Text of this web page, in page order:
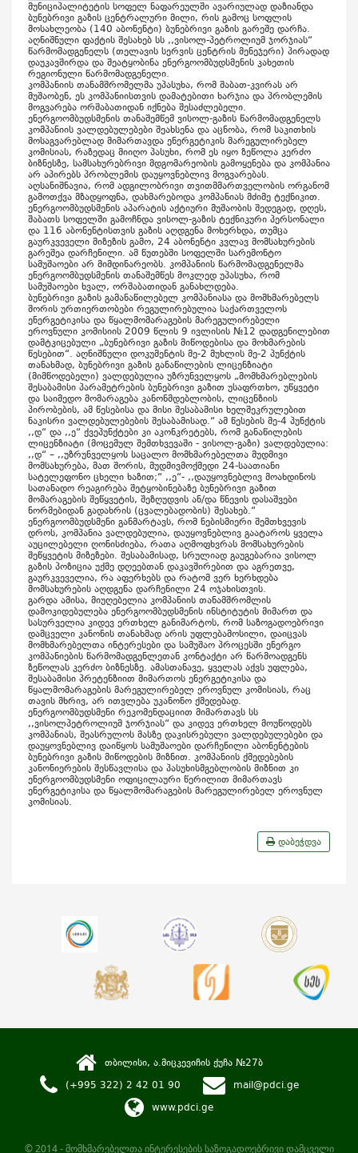
მუნიციპალიტეტის სოფელ ნაფარეულში ავარიულად დაზიანდა
ბუნებრივი გაზის ცენტრალური მილი, რის გამოც სოფლის
მოსახლეობა (140 აბონენტი) ბუნებრივი გაზის გარეშე დარჩა.
აღნიშნული ფაქტის შესახებ სს ,,ვისოლ-პეტროლიუმ ჯორჯიას“
წარმომადგენელს (თელავის სერვის ცენტრის მენეჯერი) პირადად
დაუკავშირდა და შეატყობინა ენერგოომბუდსმენის კახეთის
რეგიონული წარმომადგენელი.
კომპანიის თანამშრომელმა უპასუხა, რომ შაბათ-კვირას არ
მუშაობენ, ეს კომპანიისთვის დამატებითი ხარჯია და პრობლემის
მოგვარება ორშაბათიდან იქნება შესაძლებელი.
ენერგოომბუდსმენის თანაშემწემ ვისოლ-გაზის წარმომადგენელს
კომპანიის ვალდებულებები შეახსენა და აცნობა, რომ საკითხის
მოსაგვარებლად მიმართავდა ენერგეტიკის მარეგულირებელ
კომისიას, რაზედაც მიიღო პასუხი, რომ ეს იყო ზეწოლა კერძო
ბიზნესზე, სამსახურებრივი მდგომარეობის გამოყენება და კომპანია
არ აპირებს პრობლემის დაუყოვნებლივ მოგვარებას.
აღსანიშნავია, რომ ადგილობრივი თვითმმართველობის ორგანომ
გამოთქვა მზადყოფნა, დახმარებოდა კომპანიას მძიმე ტექნიკით.
ენერგოომბუდსმენის აპარატის აქტიური მუშაობის შედეგად, დღეს,
შაბათს სოფელში გამოჩნდა ვისოლ-გაზის ტექნიკური პერსონალი
და 116 აბონენტისთვის გაზის აღდგენა მოხერხდა, თუმცა
გაურკვეველი მიზეზის გამო, 24 აბონენტი კვლავ მომსახურების
გარეშეა დარჩენილი. ამ წუთებში სოფელში სარემონტო
სამუშაოები არ მიმდინარეობს. კომპანიის წარმომადგენელმა
ენერგოომბუდსმენის თანაშემწეს მოკლედ უპასუხა, რომ
სამუშაოები ხვალ, ორშაბათიდან განახლდება.
ბუნებრივი გაზის გამანაწილებელ კომპანიასა და მომხმარებელს
შორის ურთიერთობები რეგულირებულია საქართველოს
ენერგეტიკისა და წყალმომარაგების მარეგულირებელი
ეროვნული კომისიის 2009 წლის 9 ივლისის №12 დადგენილებით
დამტკიცებული „ბუნებრივი გაზის მიწოდებისა და მოხმარების
წესებით“. აღნიშნული დოკუმენტის მე-2 მუხლის მე-2 პუნქტის
თანახმად, ბუნებრივი გაზის განაწილების ლიცენზიატი
(მიმწოდებელი) ვალდებულია უზრუნველყოს „მომხმარებლების
შესაბამისი პარამეტრების ბუნებრივი გაზით უსაფრთხო, უწყვეტი
და საიმედო მომარაგება კანონმდებლობის, ლიცენზიის
პირობების, ამ წესებისა და მისი შესაბამისი ხელშეკრულებით
ნაკისრი ვალდებულებების შესაბამისად.“ ამ წესების მე-4 პუნქტის
,,დ“ და ,,ე“ ქვეპუნქტები კი აკონკრეტებს, რომ განაწილების
ლიცენზიატი (მოცემულ შემთხვევაში - ვისოლ-გაზი) ვალდებულია:
,,დ“ – ,,უზრუნველყოს საცალო მომხმარებელთა მუდმივი
მომსახურება, მათ შორის, მუდმივმოქმედი 24-საათიანი
სატელეფონო ცხელი ხაზით;“ ,,ე“- ,,დაუყოვნებლივ მოახდინოს
სათანადო რეაგირება შეტყობინებაზე ბუნებრივი გაზით
მომარაგების შეწყვეტის, შეზღუდვის ან/და წნევის დასაშვები
ნორმებიდან გადახრის (ცვალებადობის) შესახებ.“
ენერგოომბუდსმენი განმარტავს, რომ ნებისმიერი შემთხვევის
დროს, კომპანია ვალდებულია, დაუყოვნებლივ გაატაროს ყველა
აუცილებელი ღონისძიება, რათა აღმოფხვრას მომსახურების
შეწყვეტის მიზეზები. შესაბამისად, სრულიად გაუგებარია ვისოლ
გაზის პოზიცია უქმე დღეებთან დაკავშირებით და აგრეთვე,
გაურკვეველია, რა აფერხებს და რატომ ვერ ხერხდება
მომსახურების აღდგენა დარჩენილი 24 ოჯახისთვის.
გარდა ამისა, მიუღებელია კომპანიის თანამშრომლის
დამოკიდებულება ენერგოომბუდსმენის ინსტიტუტის მიმართ და
სასურველია კიდევ ერთხელ განიმარტოს, რომ საზოგადოებრივი
დამცველი კანონის თანახმად არის უფლებამოსილი, დაიცვას
მომხმარებელთა ინტერესები და სამუშაო პროცესში ენერგო
კომპანიების წარმომადგენლეთან კონტაქტი არ წარმოადგენს
ზეწოლას კერძო ბიზნესზე. ამასთანავე, ყველას აქვს უფლება,
შესაბამისი პრეტენზიით მიმართოს ენერგეტიკისა და
წყალმომარაგების მარეგულირებელ ეროვნულ კომისიას, რაც
თავის მხრივ, არ ითვლება უკანონო ქმედებად.
ენერგოომბუდსმენი რეკომენდაციით მიმართავს სს
,,ვისოლპეტროლიუმ ჯორჯიას“ და კიდევ ერთხელ მოუწოდებს
კომპანიას, შეასრულოს მასზე დაკისრებული ვალდებულებები და
დაუყოვნებლივ დაიწყოს სამუშაოები დარჩენილი აბონენტების
ბუნებრივი გაზის მიწოდების მიზნით. კომპანიის ქმედებების
კანონიერების შესწავლისა და პასუხისმგებლობის მიზნით კი
ენერგოომბუდსმენი ოფიცილაური წერილით მიმართავს
ენერგეტიკისა და წყალმომარაგების მარეგულირებელ ეროვნულ
კომისიას.
დაბეჭდვა
თბილისი, ა.მიცკევიჩის ქუჩა №27ბ
(+995 322) 2 42 01 90
mail@pdci.ge
www.pdci.ge
© 2014 - მომხმარებელთა ინტერესების საზოგადოებრივი დამცველი